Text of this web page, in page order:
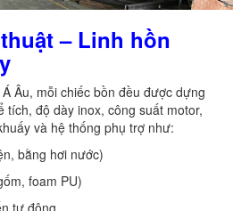
– Linh hồn
Âu, mỗi chiếc bồn đều được dựng
tích, độ dày inox, công suất motor,
và hệ thống phụ trợ như:
bằng hơi nước)
foam PU)
tự động